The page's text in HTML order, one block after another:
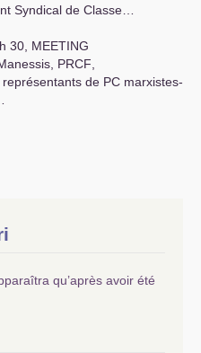
Syndical de Classe…
30, MEETING
PRCF
représentants de PC marxistes-
qu’après avoir été